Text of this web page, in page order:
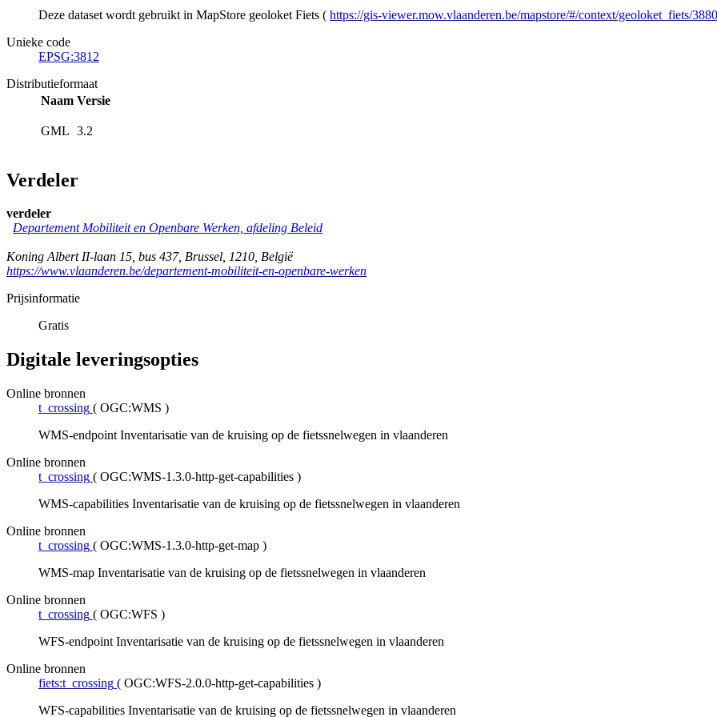
Deze dataset wordt gebruikt in MapStore geoloket Fiets ( https://gis-viewer.mow.vlaanderen.be/mapstore/#/context/geoloket_fiets/3880
Unieke code
EPSG:3812
Distributieformaat
Naam Versie
GML 3.2
Verdeler
verdeler
Departement Mobiliteit en Openbare Werken, afdeling Beleid
Koning Albert II-laan 15, bus 437, Brussel, 1210, België
https://www.vlaanderen.be/departement-mobiliteit-en-openbare-werken
Prijsinformatie
Gratis
Digitale leveringsopties
Online bronnen
t_crossing ( OGC:WMS )
WMS-endpoint Inventarisatie van de kruising op de fietssnelwegen in vlaanderen
Online bronnen
t_crossing ( OGC:WMS-1.3.0-http-get-capabilities )
WMS-capabilities Inventarisatie van de kruising op de fietssnelwegen in vlaanderen
Online bronnen
t_crossing ( OGC:WMS-1.3.0-http-get-map )
WMS-map Inventarisatie van de kruising op de fietssnelwegen in vlaanderen
Online bronnen
t_crossing ( OGC:WFS )
WFS-endpoint Inventarisatie van de kruising op de fietssnelwegen in vlaanderen
Online bronnen
fiets:t_crossing ( OGC:WFS-2.0.0-http-get-capabilities )
WFS-capabilities Inventarisatie van de kruising op de fietssnelwegen in vlaanderen